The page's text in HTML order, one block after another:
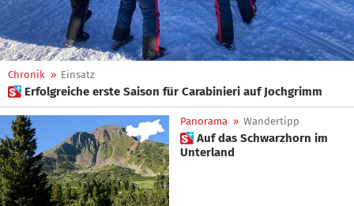
Chronik » Einsatz
 Erfolgreiche erste Saison für Carabinieri auf Jochgrimm
Panorama » Wandertipp
 Auf das Schwarzhorn im
Unterland